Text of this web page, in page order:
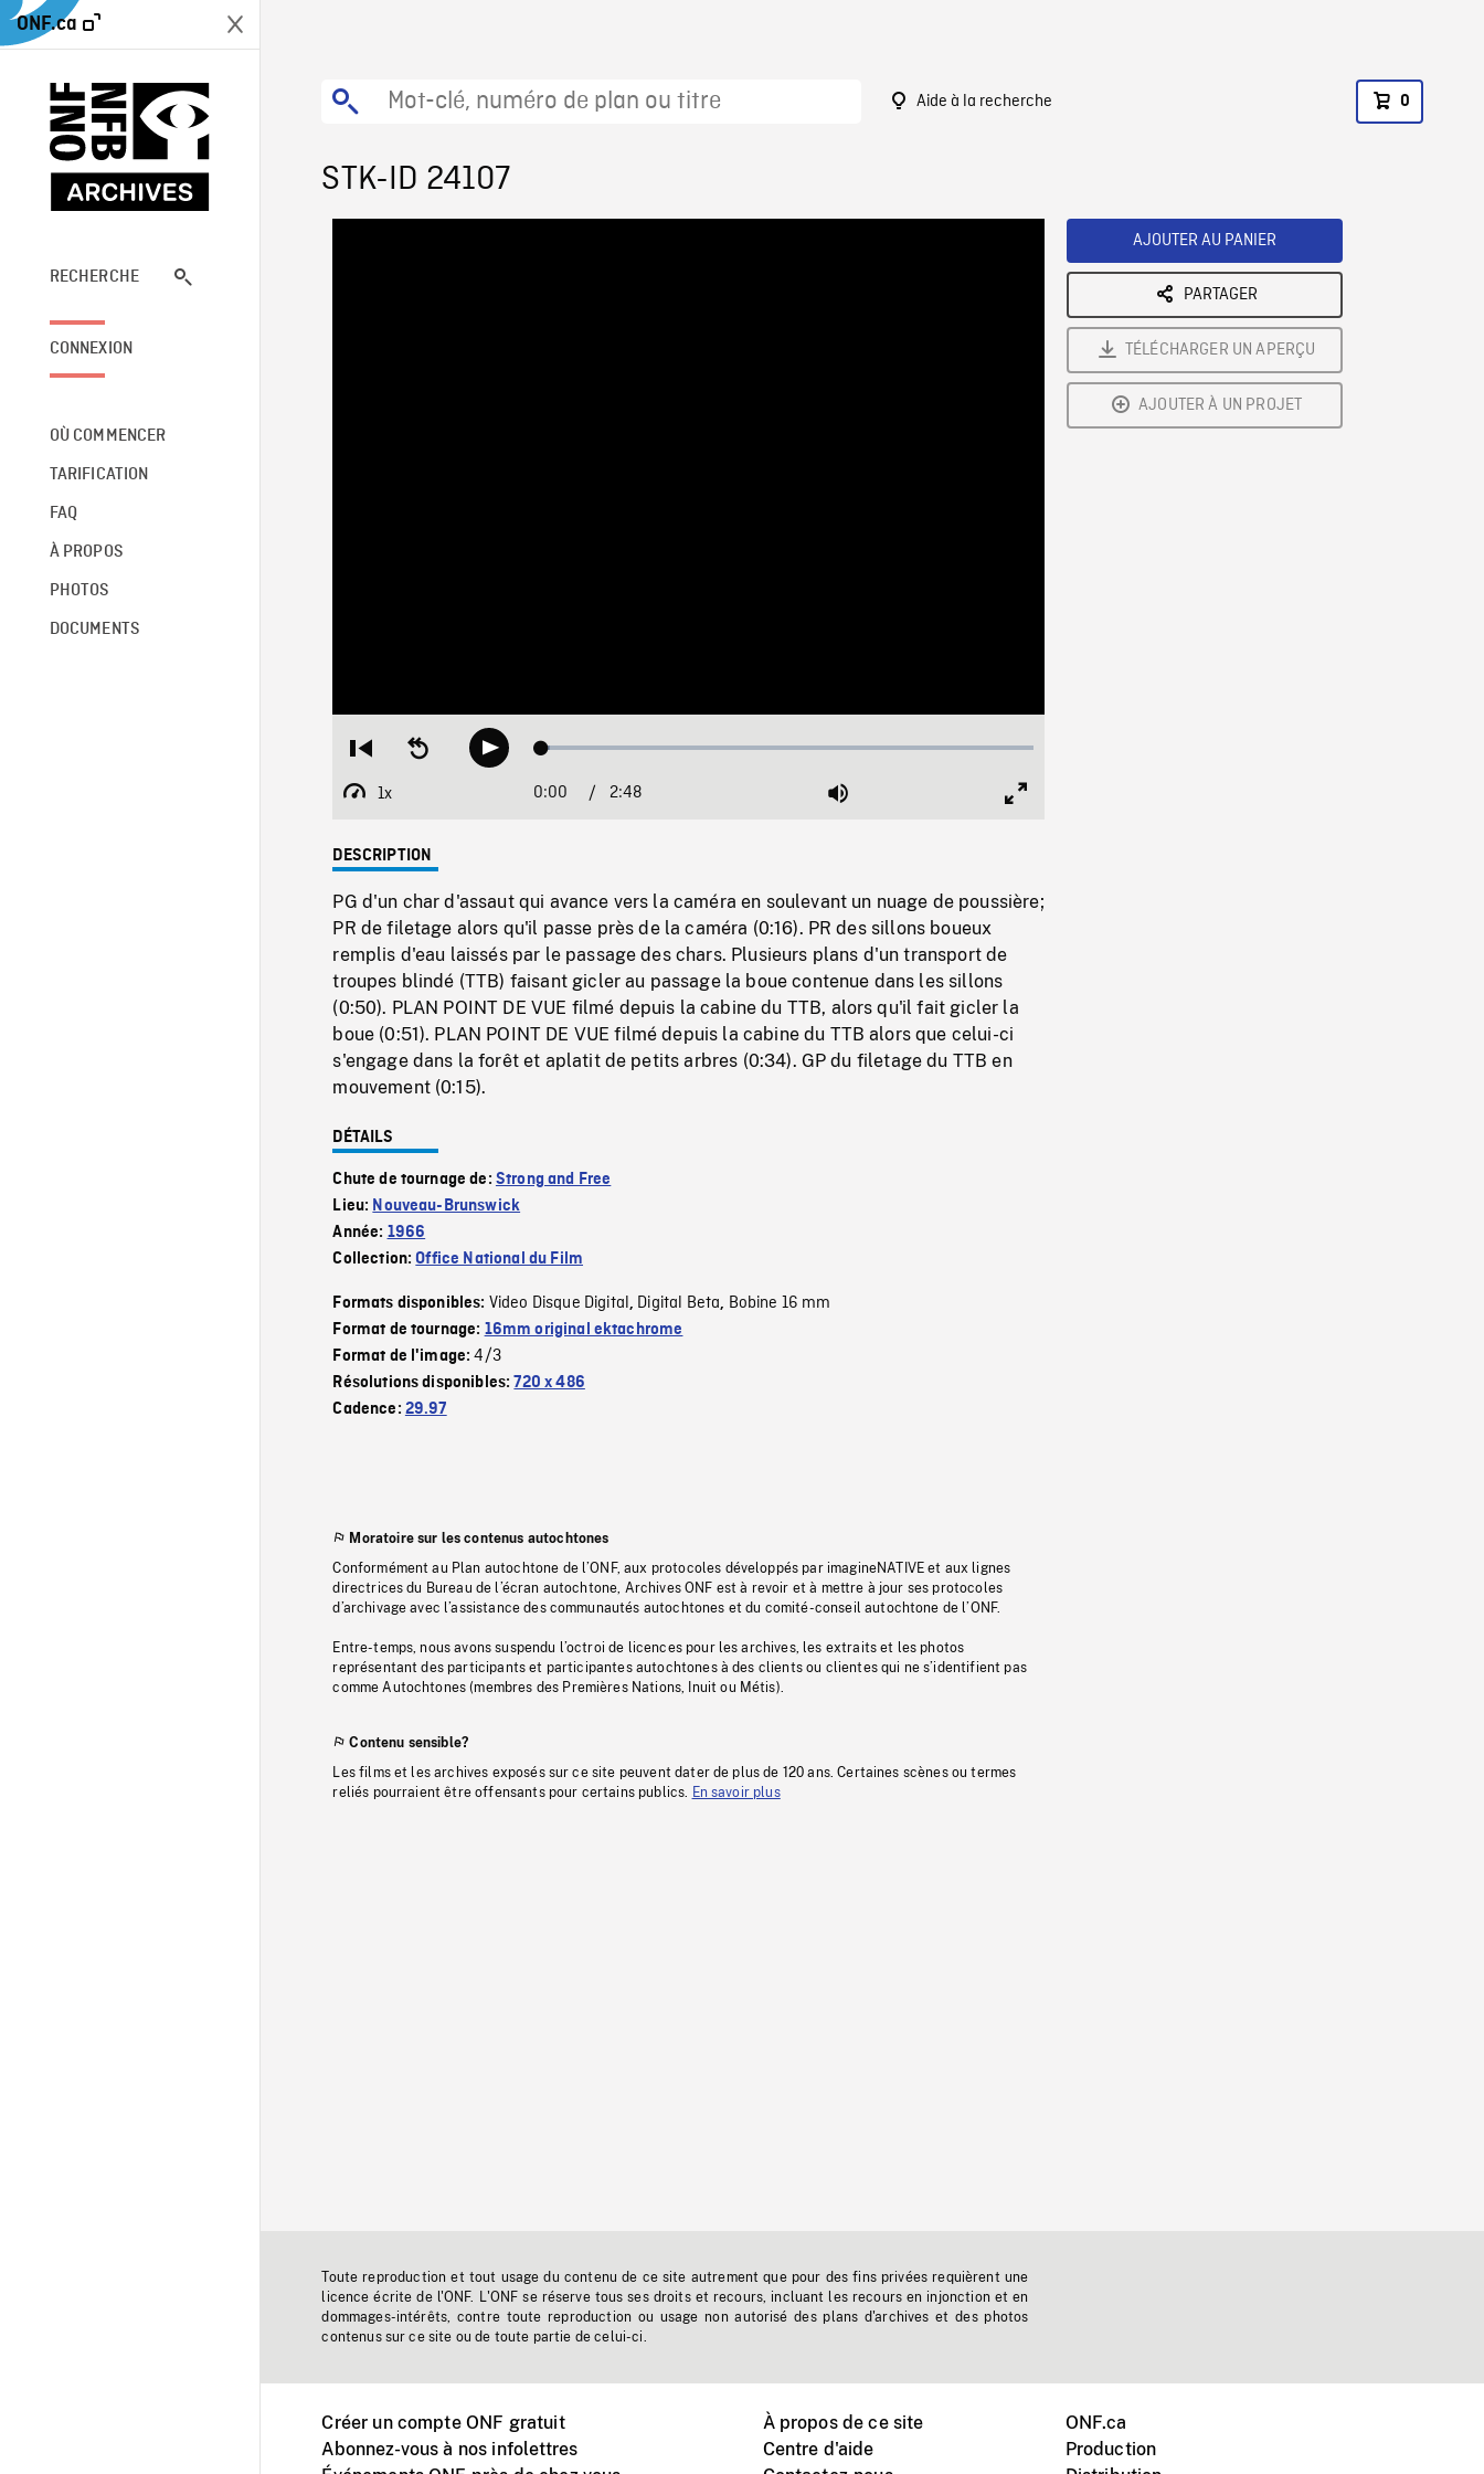
ONF.ca
RECHERCHE
CONNEXION
OÙ COMMENCER
TARIFICATION
FAQ
À PROPOS
PHOTOS
DOCUMENTS
Aide à la recherche 0
STK-ID 24107
Restart
beginning
Seek
backwardPlay Loaded:
1x
Playback
Current
0:00 / Duration
2:48 Mute
DESCRIPTION
PG d'un char d'assaut qui avance vers la caméra en soulevant un nuage de poussière;
PR de filetage alors qu'il passe près de la caméra (0:16). PR des sillons boueux
remplis d'eau laissés par le passage des chars. Plusieurs plans d'un transport de
troupes blindé (TTB) faisant gicler au passage la boue contenue dans les sillons
(0:50). PLAN POINT DE VUE filmé depuis la cabine du TTB, alors qu'il fait gicler la
boue (0:51). PLAN POINT DE VUE filmé depuis la cabine du TTB alors que celui-ci
s'engage dans la forêt et aplatit de petits arbres (0:34). GP du filetage du TTB en
mouvement (0:15).
DÉTAILS
Chute de tournage de: Strong and Free
Lieu: Nouveau-Brunswick
Année: 1966
Collection:Office National du Film
Formats disponibles: Video Disque Digital, Digital Beta, Bobine 16 mm
Format de tournage: 16mm original ektachrome
Format de l'image:4/3
Résolutions disponibles:720 x 486
Cadence: 29.97
Moratoire sur les contenus autochtones
Conformément au Plan autochtone de l’ONF, aux protocoles développés par imagineNATIVE et aux lignes
directrices du Bureau de l’écran autochtone, Archives ONF est à revoir et à mettre à jour ses protocoles
d’archivage avec l’assistance des communautés autochtones et du comité-conseil autochtone de l’ONF.
Entre-temps, nous avons suspendu l’octroi de licences pour les archives, les extraits et les photos
représentant des participants et participantes autochtones à des clients ou clientes qui ne s’identifient pas
comme Autochtones (membres des Premières Nations, Inuit ou Métis).
Contenu sensible?
Les films et les archives exposés sur ce site peuvent dater de plus de 120 ans. Certaines scènes ou termes
reliés pourraient être offensants pour certains publics.
En savoir plus
AJOUTER AU PANIER
PARTAGER
TÉLÉCHARGER UN APERÇU
AJOUTER À UN PROJET
Toute reproduction et tout usage du contenu de ce site autrement que pour des fins privées requièrent une
licence écrite de l'ONF. L'ONF se réserve tous ses droits et recours, incluant les recours en injonction et en
dommages-intérêts, contre toute reproduction ou usage non autorisé des plans d'archives et des photos
contenus sur ce site ou de toute partie de celui-ci.
Créer un compte ONF gratuit
Abonnez-vous à nos infolettres
À propos de ce site
Centre d'aide
ONF.ca
Production